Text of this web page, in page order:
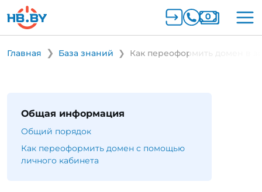
Главная База знаний Как переоформить домен в
Общая информация
Общий порядок
Как переоформить домен с помощью
личного кабинета